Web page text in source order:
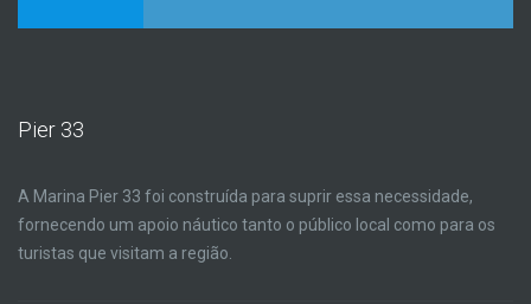
Pier 33
A Marina Pier 33 foi construída para suprir essa necessidade,
fornecendo um apoio náutico tanto o público local como para os
turistas que visitam a região.